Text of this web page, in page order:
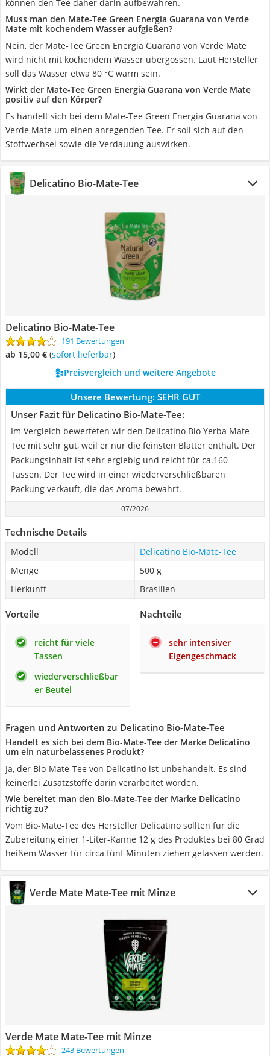
können den Tee daher darin aufbewahren.
Muss man den Mate-Tee Green Energia Guarana von Verde
Mate mit kochendem Wasser aufgießen?
Nein, der Mate-Tee Green Energia Guarana von Verde Mate
wird nicht mit kochendem Wasser übergossen. Laut Hersteller
soll das Wasser etwa 80 °C warm sein.
Wirkt der Mate-Tee Green Energia Guarana von Verde Mate
positiv auf den Körper?
Es handelt sich bei dem Mate-Tee Green Energia Guarana von
Verde Mate um einen anregenden Tee. Er soll sich auf den
Stoffwechsel sowie die Verdauung auswirken.
Delicatino Bio-Mate-Tee
Delicatino Bio-Mate-Tee
191 Bewertungen
ab 15,00 € ( Sofort lieferbar)
Preisvergleich und weitere Angebote
Unsere Bewertung: SEHR GUT
Unser Fazit für Delicatino Bio-Mate-Tee:
Im Vergleich bewerteten wir den Delicatino Bio Yerba Mate
Tee mit sehr gut, weil er nur die feinsten Blätter enthält. Der
Packungsinhalt ist sehr ergiebig und reicht für ca.160
Tassen. Der Tee wird in einer wiederverschließbaren
Packung verkauft, die das Aroma bewahrt.
07/2026
Technische Details
Modell
Delicatino Bio-Mate-Tee
Menge
500 g
Herkunft
Brasilien
Vorteile
reicht für viele
Tassen
wiederverschließbar
er Beutel
Nachteile
sehr intensiver
Eigengeschmack
Fragen und Antworten zu Delicatino Bio-Mate-Tee
Handelt es sich bei dem Bio-Mate-Tee der Marke Delicatino
um ein naturbelassenes Produkt?
Ja, der Bio-Mate-Tee von Delicatino ist unbehandelt. Es sind
keinerlei Zusatzstoffe‎ darin verarbeitet worden.
Wie bereitet man den Bio-Mate-Tee der Marke Delicatino
richtig zu?
Vom Bio-Mate-Tee des Hersteller Delicatino sollten für die
Zubereitung einer 1-Liter-Kanne 12 g des Produktes bei 80 Grad
heißem Wasser für circa fünf Minuten ziehen gelassen werden.
Verde Mate Mate-Tee mit Minze
Verde Mate Mate-Tee mit Minze
243 Bewertungen